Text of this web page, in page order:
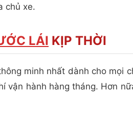
chủ xe.
LÁI KỊP THỜI
minh nhất dành cho mọi
vận hành hàng tháng. Hơn